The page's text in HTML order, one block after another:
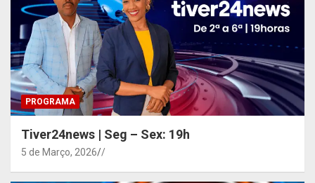
PROGRAMA
Tiver24news | Seg – Sex: 19h
5 de Março, 2026 /